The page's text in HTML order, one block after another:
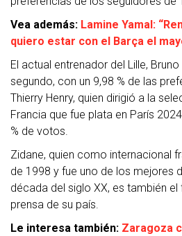
Vea además: Lamine Yamal:
quiero estar con el Barça el
El actual entrenador del Lille,
segundo, con un 9,98 % de las
Thierry Henry, quien dirigió a la
Francia que fue plata en París
% de votos.
Zidane, quien como internacional
de 1998 y fue uno de los mejores
década del siglo XX, es también
prensa de su país.
Le interesa también: Zaragoza